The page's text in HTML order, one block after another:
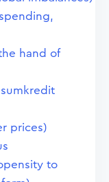
hand of
prices)
to